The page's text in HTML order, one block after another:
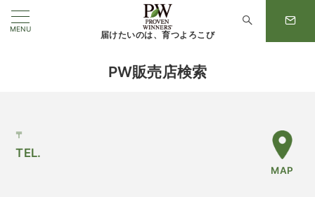
MENU
届けたいのは、育つよろこび
PW販売店検索
〒
TEL.
MAP